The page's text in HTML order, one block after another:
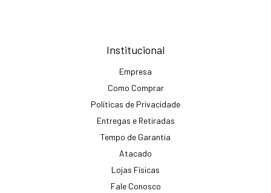
Institucional
Empresa
Como Comprar
Políticas de Privacidade
Entregas e Retiradas
Tempo de Garantia
Atacado
Lojas Físicas
Fale Conosco